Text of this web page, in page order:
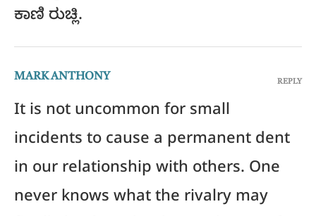
ಕಾಣಿ ರುಚ್ಲಿ.
MARK ANTHONY
It is not uncommon for small
incidents to cause a permanent dent
in our relationship with others. One
never knows what the rivalry may
REPLY